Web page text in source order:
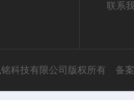
联系
科技有限公司版权所有 备